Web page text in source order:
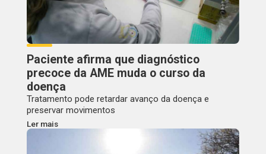
Paciente afirma que diagnóstico
precoce da AME muda o curso da
doença
Tratamento pode retardar avanço da doença e
preservar movimentos
Ler mais